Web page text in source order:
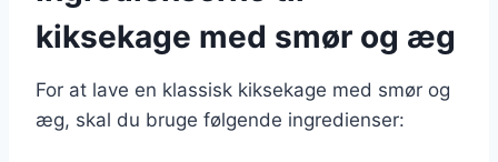
kiksekage med smør og æg
For at lave en klassisk kiksekage med smør og
æg, skal du bruge følgende ingredienser: